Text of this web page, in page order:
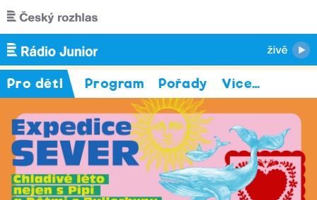
Přejít k hlavnímu obsahu
Pro děti Program Pořady Více…